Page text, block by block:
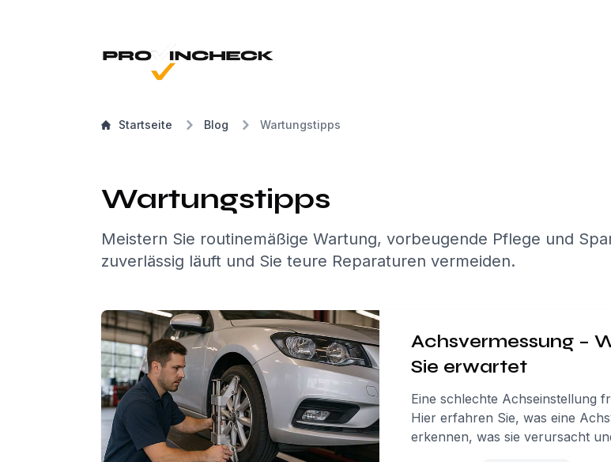
Startseite Blog Wartungstipps
Wartungstipps
Meistern Sie routinemäßige Wartung, vorbeugende Pflege und
zuverlässig läuft und Sie teure Reparaturen vermeiden.
Achsvermessung –
Sie erwartet
Eine schlechte Achseinstellung
Hier erfahren Sie, was eine
erkennen, was sie verursacht